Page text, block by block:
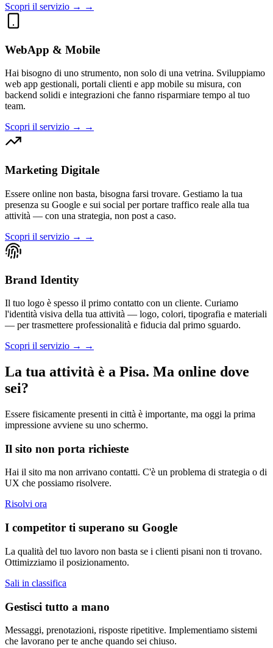
Scopri il servizio → →
WebApp & Mobile
Hai bisogno di uno strumento, non solo di una vetrina. Sviluppiamo
web app gestionali, portali clienti e app mobile su misura, con
backend solidi e integrazioni che fanno risparmiare tempo al tuo
team.
Scopri il servizio → →
Marketing Digitale
Essere online non basta, bisogna farsi trovare. Gestiamo la tua
presenza su Google e sui social per portare traffico reale alla tua
attività — con una strategia, non post a caso.
Scopri il servizio → →
Brand Identity
Il tuo logo è spesso il primo contatto con un cliente. Curiamo
l'identità visiva della tua attività — logo, colori, tipografia e materiali
— per trasmettere professionalità e fiducia dal primo sguardo.
Scopri il servizio → →
La tua attività è a Pisa. Ma online dove
sei?
Essere fisicamente presenti in città è importante, ma oggi la prima
impressione avviene su uno schermo.
Il sito non porta richieste
Hai il sito ma non arrivano contatti. C'è un problema di strategia o di
UX che possiamo risolvere.
Risolvi ora
I competitor ti superano su Google
La qualità del tuo lavoro non basta se i clienti pisani non ti trovano.
Ottimizziamo il posizionamento.
Sali in classifica
Gestisci tutto a mano
Messaggi, prenotazioni, risposte ripetitive. Implementiamo sistemi
che lavorano per te anche quando sei chiuso.